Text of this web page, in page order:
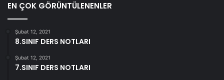
EN ÇOK GÖRÜNTÜLENENLER
Şubat 12, 2021
8.SINIF DERS NOTLARI
Şubat 12, 2021
7.SINIF DERS NOTLARI